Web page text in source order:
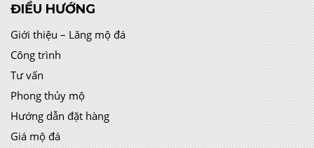
ĐIỀU HƯỚNG
Giới thiệu – Lăng mộ đá
Công trình
Tư vấn
Phong thủy mộ
Hướng dẫn đặt hàng
Giá mộ đá